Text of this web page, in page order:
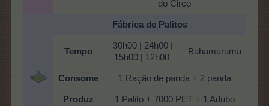
do Circo
Fábrica de Palitos
Tempo
30h00 | 24h00 |
15h00 | 12h00
Bahamarama
Consome 1 Ração de panda + 2 panda
Produz 1 Palito + 7000 PET + 1 Adubo